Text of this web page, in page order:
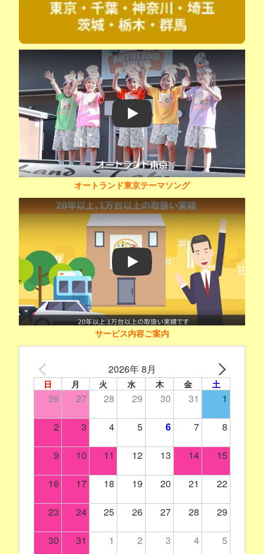
Play
オートランド東京テーマソング
Play
サービス内容ご案内
2026年 8月
日 月 火 水 木 金 土
26 27 28 29 30 31 1
2 3 4 5 6 7 8
9 10 11 12 13 14 15
16 17 18 19 20 21 22
23 24 25 26 27 28 29
30 31 1 2 3 4 5